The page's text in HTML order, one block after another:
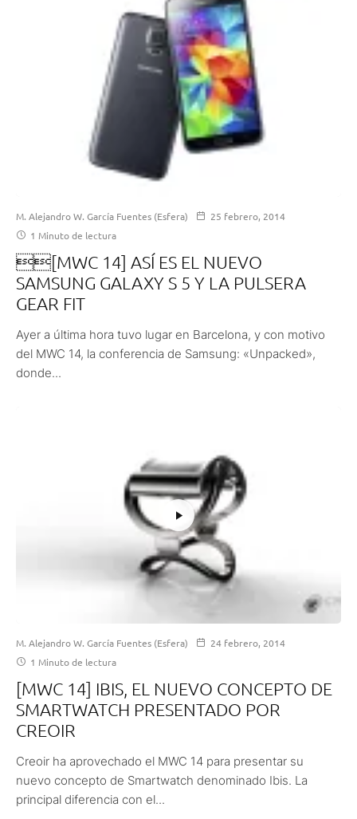
M. Alejandro W. García Fuentes (Esfera)
25 febrero, 2014
1 Minuto de lectura
[MWC 14] ASÍ ES EL NUEVO
SAMSUNG GALAXY S 5 Y LA PULSERA
GEAR FIT
Ayer a última hora tuvo lugar en Barcelona, y con motivo
del MWC 14, la conferencia de Samsung: «Unpacked»,
donde...
M. Alejandro W. García Fuentes (Esfera)
24 febrero, 2014
1 Minuto de lectura
[MWC 14] IBIS, EL NUEVO CONCEPTO DE
SMARTWATCH PRESENTADO POR
CREOIR
Creoir ha aprovechado el MWC 14 para presentar su
nuevo concepto de Smartwatch denominado Ibis. La
principal diferencia con el...